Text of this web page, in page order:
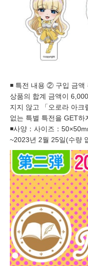
◾️ 특전 내용 ② 구입 금액
상품의 합계 금액이
지지 않고 「오로라 아크
없는 특별 특전을 GET하
◾️사양：사이즈：
~2023년 2월 25일(수량